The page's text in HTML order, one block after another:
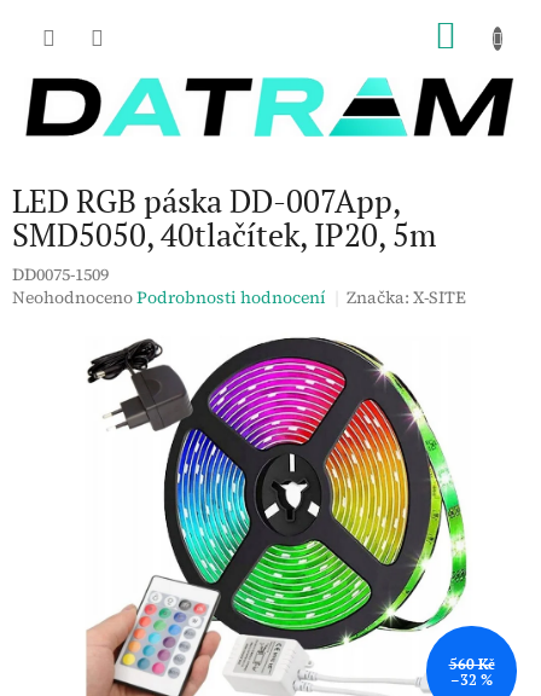
LED RGB páska DD-007App,
SMD5050, 40tlačítek, IP20, 5m
DD0075-1509
Průměrné
NeohodnocenoPodrobnosti hodnocení Značka:X-SITE
560 Kč
–32 %